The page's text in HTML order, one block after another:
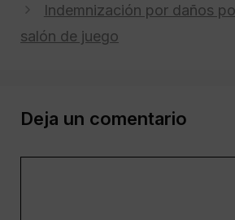
Indemnización por daños
salón de juego
Deja un comentario